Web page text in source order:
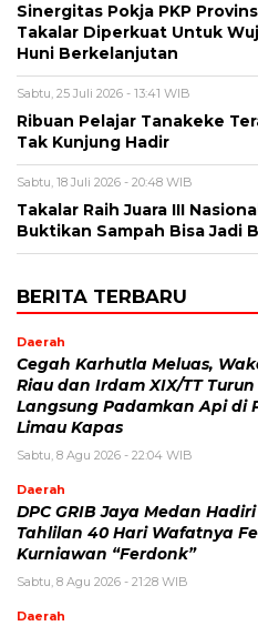
Sinergitas Pokja PKP
Takalar Diperkuat Untuk
Huni Berkelanjutan
Sabtu, 25 Juli 2026 - 13:41 WIB
Ribuan Pelajar Tanakeke
Tak Kunjung Hadir
Sabtu, 18 Juli 2026 - 20:48 WIB
Takalar Raih Juara III
Buktikan Sampah Bisa Jadi
BERITA TERBARU
Daerah
Cegah Karhutla Meluas,
Riau dan Irdam XIX/TT Turun
Langsung Padamkan Api di
Limau Kapas
Sabtu, 8 Agu 2026 - 22:04 WIB
Daerah
DPC GRIB Jaya Medan Hadiri
Tahlilan 40 Hari Wafatnya
Kurniawan “Ferdonk”
Sabtu, 8 Agu 2026 - 21:28 WIB
Daerah